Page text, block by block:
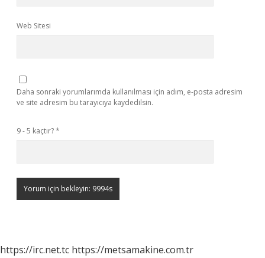
Web Sitesi
Daha sonraki yorumlarımda kullanılması için adım, e-posta adresim
ve site adresim bu tarayıcıya kaydedilsin.
9 - 5 kaçtır?*
https://irc.net.tc https://metsamakine.com.tr